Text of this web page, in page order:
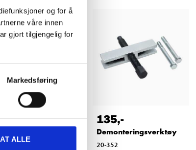
og for å
våre innen
gjort tilgjengelig for
Markedsføring
ALLE
,- 135,-
Demonteringsverktøy
20-352